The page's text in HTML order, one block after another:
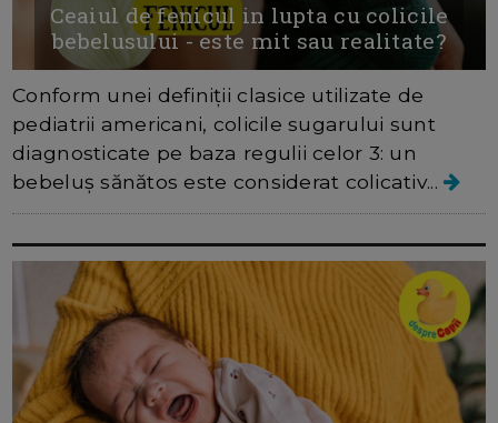
Ceaiul de fenicul in lupta cu colicile
bebelusului - este mit sau realitate?
Conform unei definiții clasice utilizate de
pediatrii americani, colicile sugarului sunt
diagnosticate pe baza regulii celor 3: un
bebeluș sănătos este considerat colicativ...